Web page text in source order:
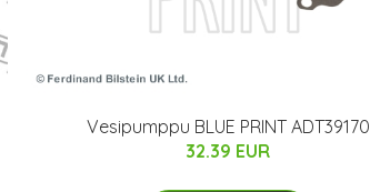
Vesipumppu BLUE PRINT ADT39170
32.39 EUR